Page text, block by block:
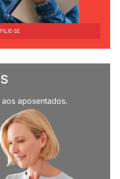
FILIE-SE
aposentados.